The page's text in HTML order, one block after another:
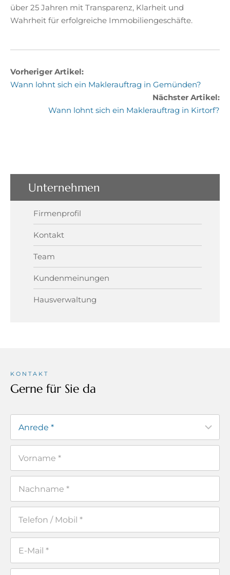
über 25 Jahren mit Transparenz, Klarheit und
Wahrheit für erfolgreiche Immobiliengeschäfte.
Vorheriger Artikel:
Wann lohnt sich ein Maklerauftrag in Gemünden?
Nächster Artikel:
Wann lohnt sich ein Maklerauftrag in Kirtorf?
Unternehmen
Firmenprofil
Kontakt
Team
Kundenmeinungen
Hausverwaltung
KONTAKT
Gerne für Sie da